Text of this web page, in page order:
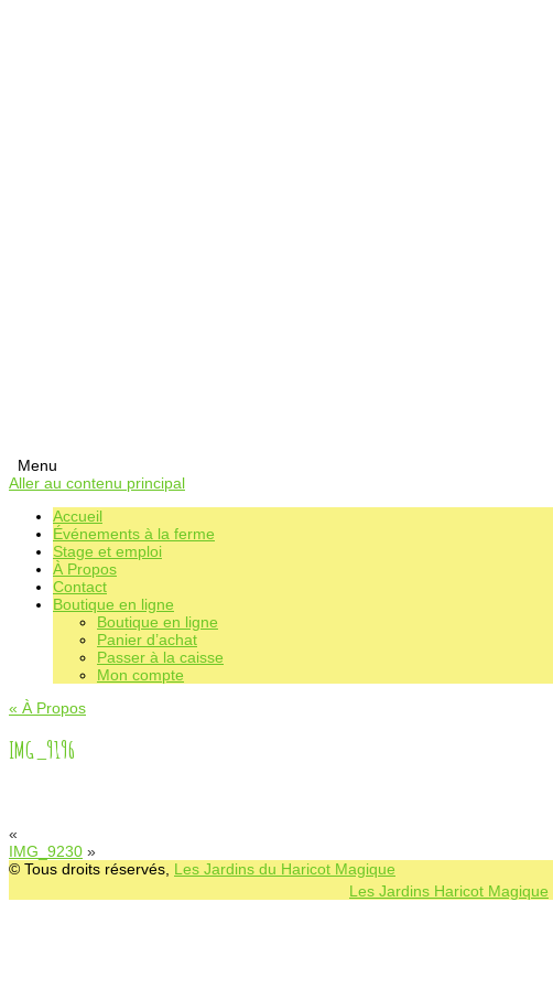
Menu
Aller au contenu principal
Accueil
Événements à la ferme
Stage et emploi
À Propos
Contact
Boutique en ligne
Boutique en ligne
Panier d’achat
Passer à la caisse
Mon compte
« À Propos
IMG_9196
«
IMG_9230 »
© Tous droits réservés, Les Jardins du Haricot Magique
Les Jardins Haricot Magique